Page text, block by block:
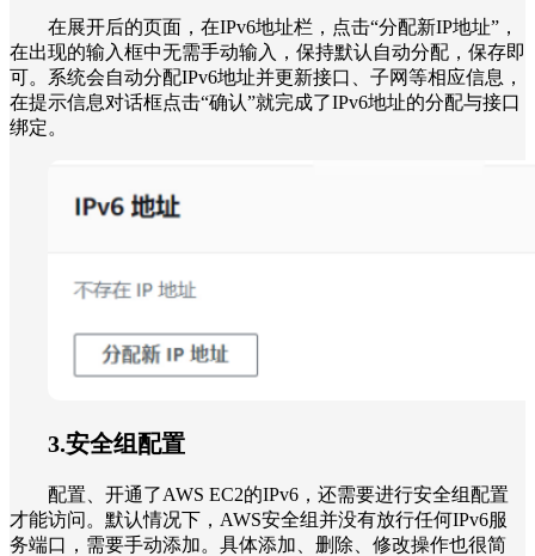
在展开后的页面，在IPv6地址栏，点击“分配新IP地址”，
在出现的输入框中无需手动输入，保持默认自动分配，保存即
可。系统会自动分配IPv6地址并更新接口、子网等相应信息，
在提示信息对话框点击“确认”就完成了IPv6地址的分配与接口
绑定。
3.安全组配置
配置、开通了AWS EC2的IPv6，还需要进行安全组配置
才能访问。默认情况下，AWS安全组并没有放行任何IPv6服
务端口，需要手动添加。具体添加、删除、修改操作也很简